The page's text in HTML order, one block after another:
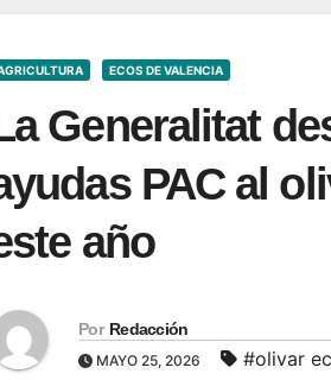
ECOS DE VALENCIA
Generalitat
PAC al
año
Por Redacción
MAYO 25, 2026 #olivar